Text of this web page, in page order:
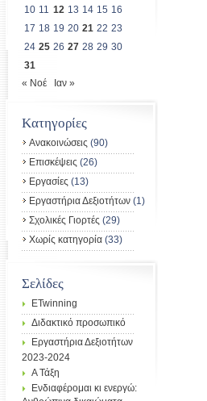
10 11 12 13 14 15 16
17 18 19 20 21 22 23
24 25 26 27 28 29 30
31
« Νοέ
Ιαν »
Kατηγορίες
Ανακοινώσεις (90)
Επισκέψεις (26)
Εργασίες (13)
Εργαστήρια Δεξιοτήτων (1)
Σχολικές Γιορτές (29)
Χωρίς κατηγορία (33)
Σελίδες
ETwinning
Διδακτικό προσωπικό
Εργαστήρια Δεξιοτήτων
2023-2024
Α Τάξη
Ενδιαφέρομαι κι ενεργώ: